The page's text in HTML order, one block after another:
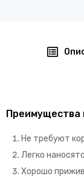
Преимущества
Не требуют
Легко
Хорошо